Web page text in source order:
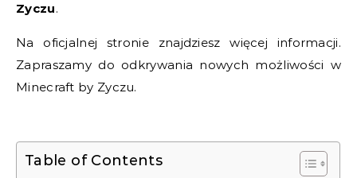
Zyczu.
Na oficjalnej stronie znajdziesz więcej informacji.
Zapraszamy do odkrywania nowych możliwości w
Minecraft by Zyczu.
Table of Contents